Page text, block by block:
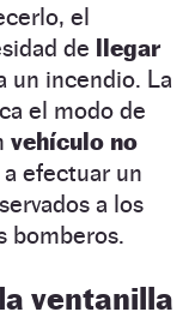
el
de llegar
un incendio. La
el modo de
vehículo no
efectuar un
a los
bomberos.
ventanilla